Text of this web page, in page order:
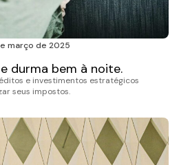
março de 2025
durma bem à noite.
e investimentos estratégicos
seus impostos.